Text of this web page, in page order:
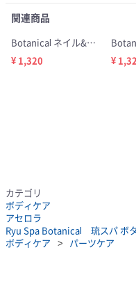
関連商品
Botanical ネイル&ハンドクリーム 海ぶどう 30g
¥ 1,320
¥
カテゴリ
ボディケア
アセロラ
Ryu Spa Botanical 琉スパ ボ
ボディケア
パーツケア